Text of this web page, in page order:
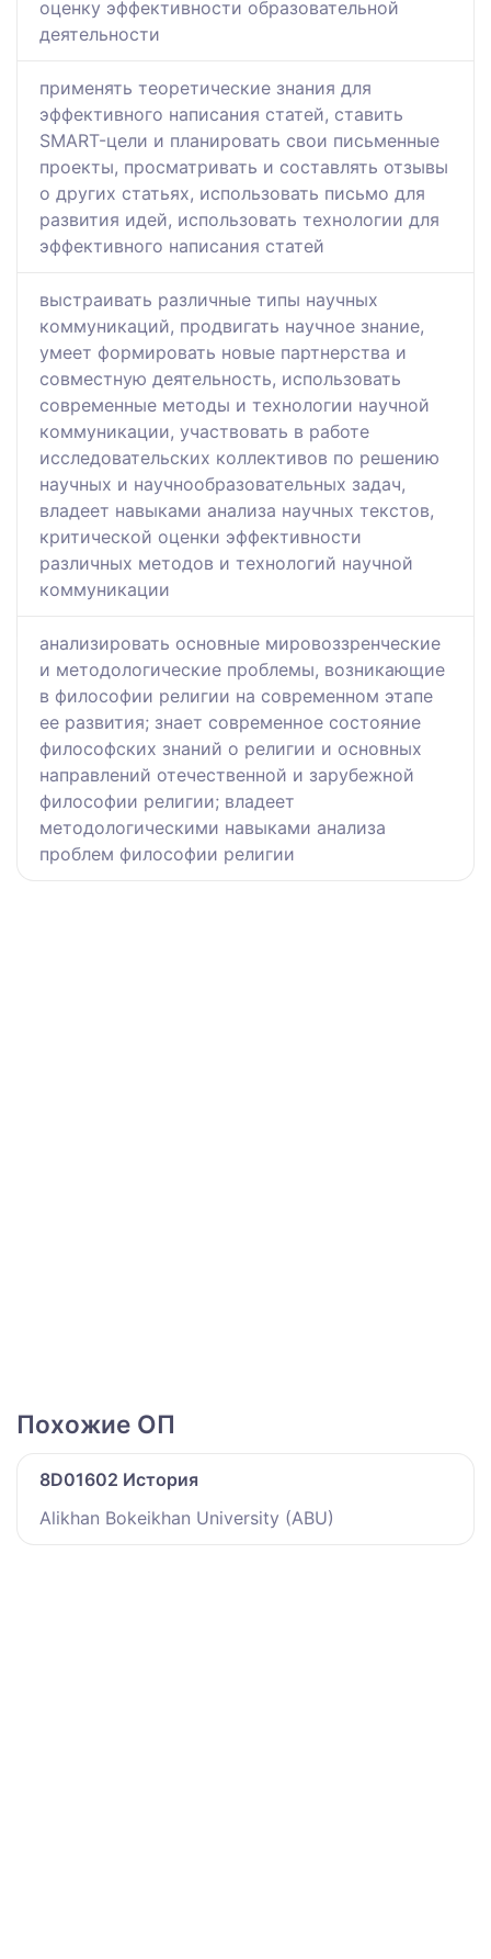
оценку эффективности образовательной
деятельности
применять теоретические знания для
эффективного написания статей, ставить
SMART-цели и планировать свои письменные
проекты, просматривать и составлять отзывы
о других статьях, использовать письмо для
развития идей, использовать технологии для
эффективного написания статей
выстраивать различные типы научных
коммуникаций, продвигать научное знание,
умеет формировать новые партнерства и
совместную деятельность, использовать
современные методы и технологии научной
коммуникации, участвовать в работе
исследовательских коллективов по решению
научных и научнообразовательных задач,
владеет навыками анализа научных текстов,
критической оценки эффективности
различных методов и технологий научной
коммуникации
анализировать основные мировоззренческие
и методологические проблемы, возникающие
в философии религии на современном этапе
ее развития; знает современное состояние
философских знаний о религии и основных
направлений отечественной и зарубежной
философии религии; владеет
методологическими навыками анализа
проблем философии религии
Похожие ОП
8D01602 История
Alikhan Bokeikhan University (ABU)